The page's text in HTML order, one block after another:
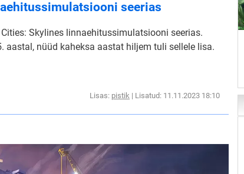
seerias
Skylines linnaehitussimulatsiooni seerias.
aastal, nüüd kaheksa aastat hiljem tuli sellele lisa.
Lisas: pistik | Lisatud: 11.11.2023 18:10